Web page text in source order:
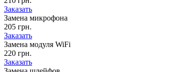
Заказать
Замена микрофона
205 грн.
Заказать
Замена модуля WiFi
220 грн.
Заказать